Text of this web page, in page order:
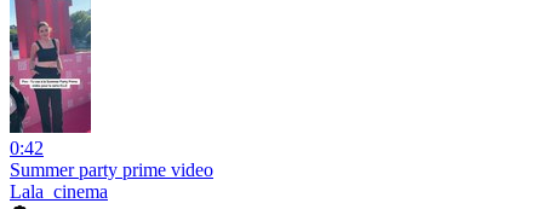
0:42
Summer party prime video
Lala_cinema